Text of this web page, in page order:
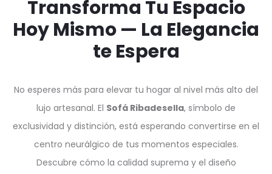
Transforma Tu Espacio
Hoy Mismo — La Elegancia
te Espera
No esperes más para elevar tu hogar al nivel más alto del
lujo artesanal. El Sofá Ribadesella, símbolo de
exclusividad y distinción, está esperando convertirse en el
centro neurálgico de tus momentos especiales.
Descubre cómo la calidad suprema y el diseño